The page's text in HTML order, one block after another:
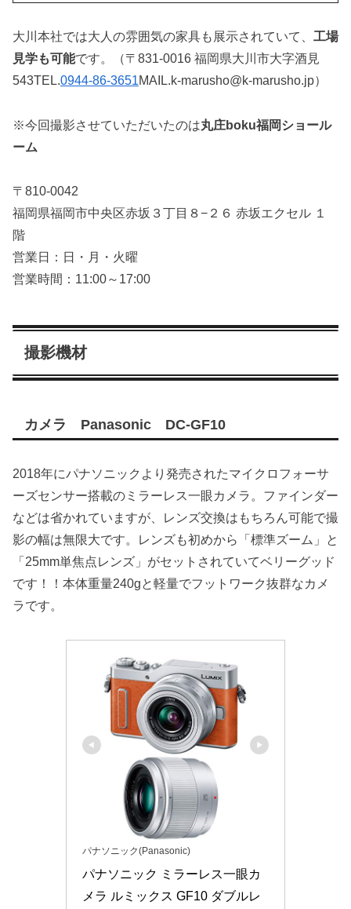
大川本社では大人の雰囲気の家具も展示されていて、 工場
見学も可能です。（〒831-0016 福岡県大川市大字酒見
543TEL.0944-86-3651MAIL.k-marusho@k-marusho.jp）
※今回撮影させていただいたのは丸庄boku福岡ショール
ーム
〒810-0042
福岡県福岡市中央区赤坂３丁目８−２６ 赤坂エクセル １
階
営業日：日・月・火曜
営業時間：11:00～17:00
撮影機材
カメラ Panasonic DC-GF10
2018年にパナソニックより発売されたマイクロフォーサ
ーズセンサー搭載のミラーレス一眼カメラ。ファインダー
などは省かれていますが、レンズ交換はもちろん可能で撮
影の幅は無限大です。レンズも初めから「標準ズーム」と
「25mm単焦点レンズ」がセットされていてベリーグッド
です！！本体重量240gと軽量でフットワーク抜群なカメ
ラです。
パナソニック(Panasonic)
パナソニック ミラーレス一眼カ
メラ ルミックス GF10 ダブルレ